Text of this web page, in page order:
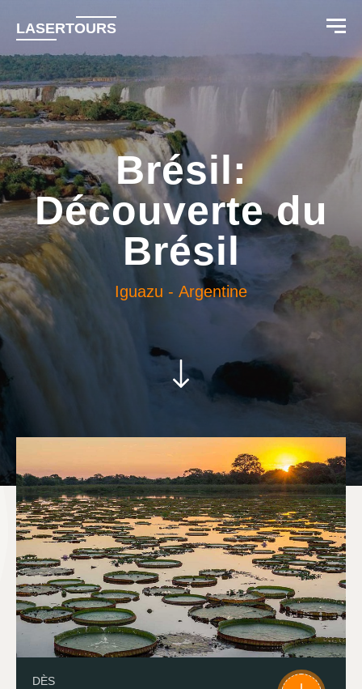
LASERTOURS
Brésil:
Découverte du
Brésil
Iguazu - Argentine
DÈS